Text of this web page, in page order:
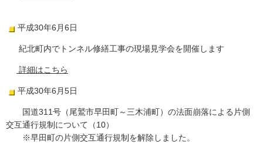
平成30年6月6日
紀北町内でトンネル修繕工事の現場見学会を開催します
詳細はこちら
平成30年6月5日
国道311号（尾鷲市早田町～三木浦町）の法面崩落による片側
交互通行規制について（10）
※早田町の片側交互通行規制を解除しました。